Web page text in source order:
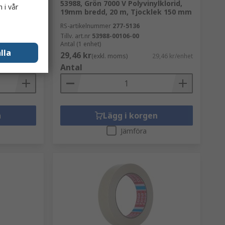
kr/enhet
53988, Grön 7000 V Polyvinylklorid,
19mm bredd, 20 m, Tjocklek 150 mm
RS-artikelnummer 277-5136
Tillv. art.nr 53988-00106-00
Antal (1 enhet)
29,46 kr(exkl. moms) 29,46 kr/enhet
Antal
Lägg i korgen
Jämföra
i vår